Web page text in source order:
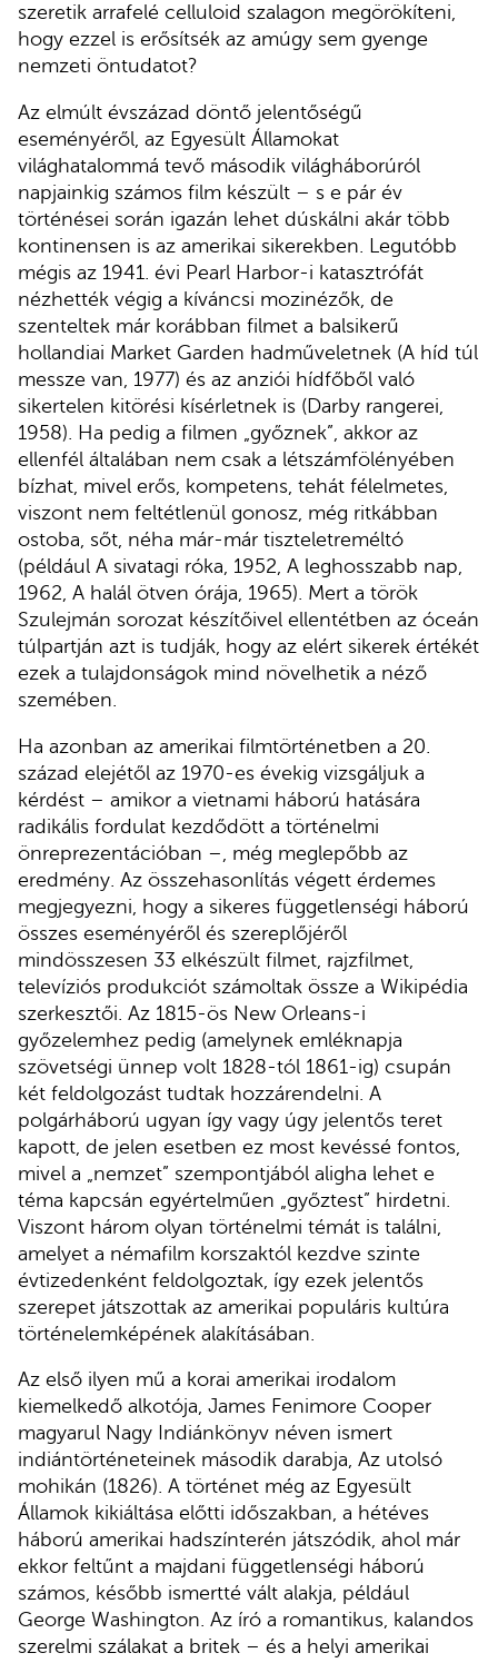
szeretik arrafelé celluloid szalagon megörökíteni,
hogy ezzel is erősítsék az amúgy sem gyenge
nemzeti öntudatot?
Az elmúlt évszázad döntő jelentőségű
eseményéről, az Egyesült Államokat
világhatalommá tevő második világháborúról
napjainkig számos film készült – s e pár év
történései során igazán lehet dúskálni akár több
kontinensen is az amerikai sikerekben. Legutóbb
mégis az 1941. évi Pearl Harbor-i katasztrófát
nézhették végig a kíváncsi mozinézők, de
szenteltek már korábban filmet a balsikerű
hollandiai Market Garden hadműveletnek (A híd túl
messze van, 1977) és az anziói hídfőből való
sikertelen kitörési kísérletnek is (Darby rangerei,
1958). Ha pedig a filmen „győznek”, akkor az
ellenfél általában nem csak a létszámfölényében
bízhat, mivel erős, kompetens, tehát félelmetes,
viszont nem feltétlenül gonosz, még ritkábban
ostoba, sőt, néha már-már tiszteletreméltó
(például A sivatagi róka, 1952, A leghosszabb nap,
1962, A halál ötven órája, 1965). Mert a török
Szulejmán sorozat készítőivel ellentétben az óceán
túlpartján azt is tudják, hogy az elért sikerek értékét
ezek a tulajdonságok mind növelhetik a néző
szemében.
Ha azonban az amerikai filmtörténetben a 20.
század elejétől az 1970-es évekig vizsgáljuk a
kérdést – amikor a vietnami háború hatására
radikális fordulat kezdődött a történelmi
önreprezentációban –, még meglepőbb az
eredmény. Az összehasonlítás végett érdemes
megjegyezni, hogy a sikeres függetlenségi háború
összes eseményéről és szereplőjéről
mindösszesen 33 elkészült filmet, rajzfilmet,
televíziós produkciót számoltak össze a Wikipédia
szerkesztői. Az 1815-ös New Orleans-i
győzelemhez pedig (amelynek emléknapja
szövetségi ünnep volt 1828-tól 1861-ig) csupán
két feldolgozást tudtak hozzárendelni. A
polgárháború ugyan így vagy úgy jelentős teret
kapott, de jelen esetben ez most kevéssé fontos,
mivel a „nemzet” szempontjából aligha lehet e
téma kapcsán egyértelműen „győztest” hirdetni.
Viszont három olyan történelmi témát is találni,
amelyet a némafilm korszaktól kezdve szinte
évtizedenként feldolgoztak, így ezek jelentős
szerepet játszottak az amerikai populáris kultúra
történelemképének alakításában.
Az első ilyen mű a korai amerikai irodalom
kiemelkedő alkotója, James Fenimore Cooper
magyarul Nagy Indiánkönyv néven ismert
indiántörténeteinek második darabja, Az utolsó
mohikán (1826). A történet még az Egyesült
Államok kikiáltása előtti időszakban, a hétéves
háború amerikai hadszínterén játszódik, ahol már
ekkor feltűnt a majdani függetlenségi háború
számos, később ismertté vált alakja, például
George Washington. Az író a romantikus, kalandos
szerelmi szálakat a britek – és a helyi amerikai